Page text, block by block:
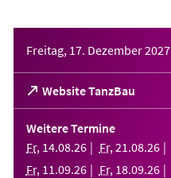
Freitag, 17. Dezember 2027
Website TanzBau
(Öffnet
in
einem
neuen
Tab)
Weitere Termine
Fr, 14.08.26 Fr, 21 .08.26
Fr, 11 .09.26 Fr, 18.09.26